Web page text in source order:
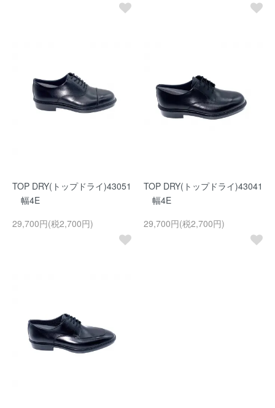
TOP DRY(トップドライ)43051
幅4E
29,700円(税2,700円)
TOP DRY(トップドライ)43041
幅4E
29,700円(税2,700円)